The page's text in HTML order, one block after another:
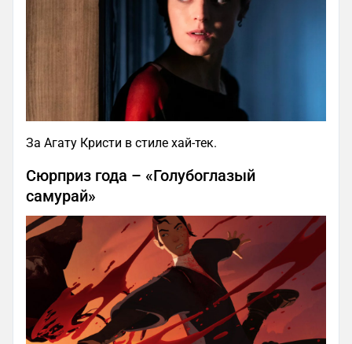
За Агату Кристи в стиле хай-тек.
Сюрприз года – «Голубоглазый
самурай»